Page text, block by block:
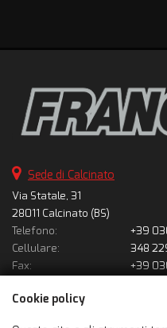
Sede di Calcinato
Via Statale, 31
28011 Calcinato (BS)
Telefono:
+39
Cellulare:
348
Fax:
+39
Indicazioni stradali
Cookie policy